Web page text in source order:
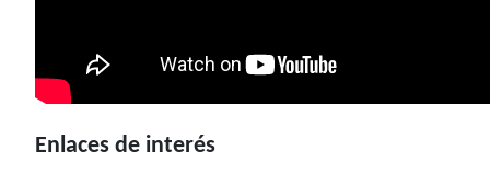
Enlaces de interés